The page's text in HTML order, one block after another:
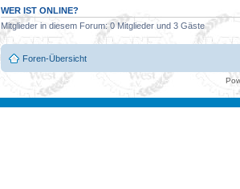
WER IST ONLINE?
Mitglieder in diesem Forum: 0 Mitglieder und 3 Gäste
Foren-Übersicht